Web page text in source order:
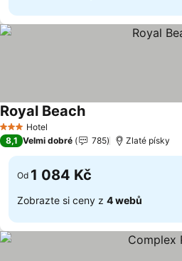
3 Počet hvězdiček
Hotel
Royal Beach
8,1 Velmi dobré 785 Zlaté písky
Od 1 084 Kč
Zobrazte si ceny z 4 webů